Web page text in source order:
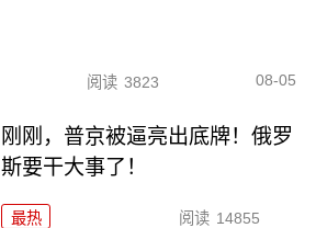
阅读 3823 08-05
刚刚，普京被逼亮出底牌！俄罗
斯要干大事了！
最热 阅读 14855